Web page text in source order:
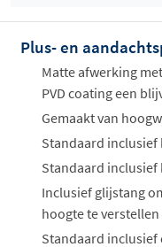
Offertes
ophalen...
Plus- en
Matte afwerking
PVD coating een
Gemaakt van
Standaard
Standaard
Inclusief glijstang
hoogte te verstellen
Standaard inclusief